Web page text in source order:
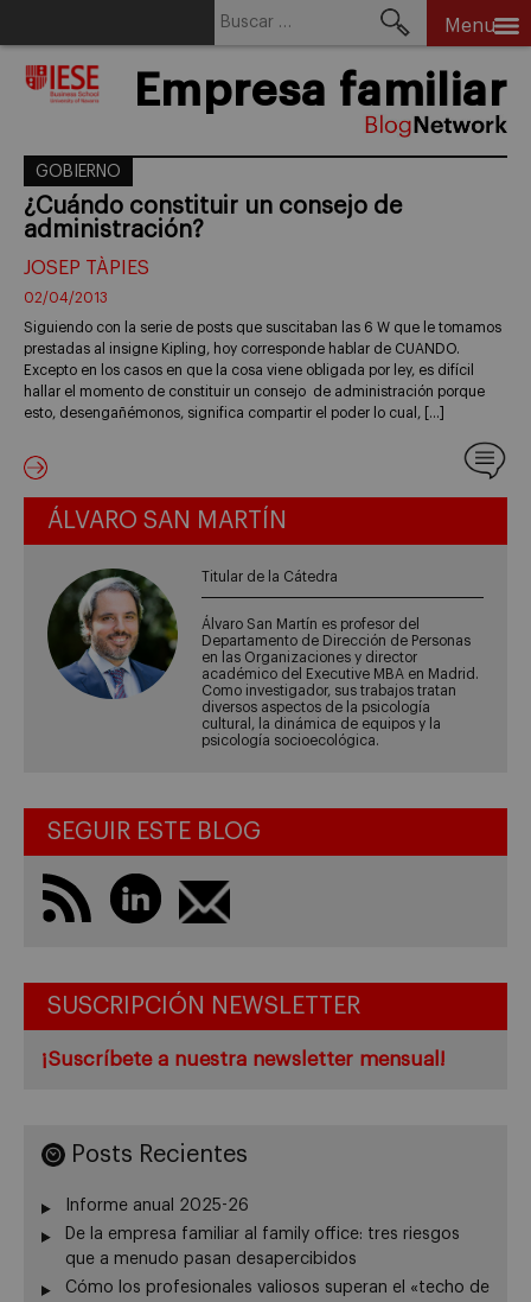
Menu
Empresa familiar
GOBIERNO
¿Cuándo constituir un consejo de
administración?
JOSEP TÀPIES
02/04/2013
Siguiendo con la serie de posts que suscitaban las 6 W que le tomamos
prestadas al insigne Kipling, hoy corresponde hablar de CUANDO.
Excepto en los casos en que la cosa viene obligada por ley, es difícil
hallar el momento de constituir un consejo de administración porque
esto, desengañémonos, significa compartir el poder lo cual, […]
ÁLVARO SAN MARTÍN
Titular de la Cátedra
Álvaro San Martín es profesor del
Departamento de Dirección de Personas
en las Organizaciones y director
académico del Executive MBA en Madrid.
Como investigador, sus trabajos tratan
diversos aspectos de la psicología
cultural, la dinámica de equipos y la
psicología socioecológica.
SEGUIR ESTE BLOG
SUSCRIPCIÓN NEWSLETTER
¡Suscríbete a nuestra newsletter mensual!
Posts Recientes
Informe anual 2025-26
De la empresa familiar al family office: tres riesgos
que a menudo pasan desapercibidos
Cómo los profesionales valiosos superan el «techo de